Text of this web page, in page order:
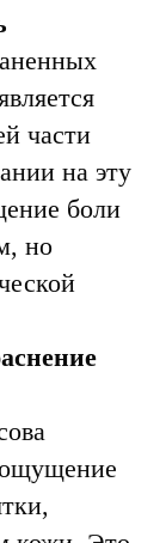
части
на эту
боли
но